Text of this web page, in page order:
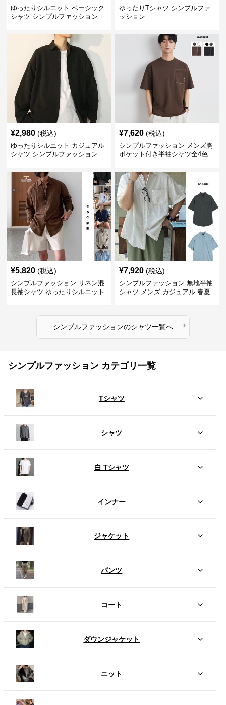
ゆったりシルエット ベーシック
シャツ シンプルファッション
ゆったりTシャツ シンプルファ
ッション
¥2,980 (税込)
ゆったりシルエット カジュアル
シャツ シンプルファッション
¥7,620 (税込)
シンプルファッション メンズ胸
ポケット付き半袖シャツ全4色
¥5,820 (税込)
シンプルファッション リネン混
長袖シャツ ゆったりシルエット
¥7,920 (税込)
シンプルファッション 無地半袖
シャツ メンズ カジュアル 春夏
シンプルファッションのシャツ一覧へ ›
シンプルファッション カテゴリ一覧
Tシャツ
シャツ
白 Tシャツ
インナー
ジャケット
パンツ
コート
ダウンジャケット
ニット